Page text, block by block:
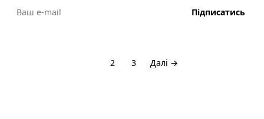
Підписатись
2 3 Далі →